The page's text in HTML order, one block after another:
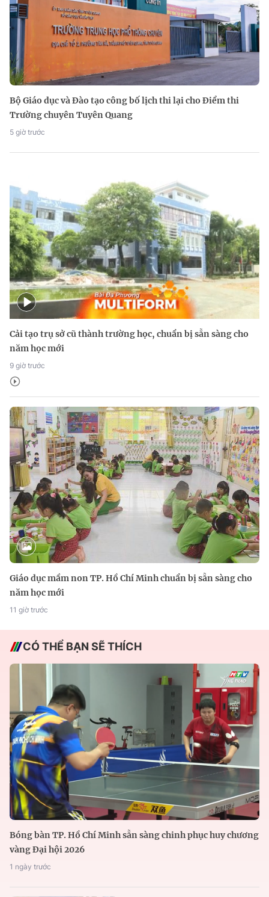
Bộ Giáo dục và Đào tạo công bố lịch thi lại cho Điểm thi
Trường chuyên Tuyên Quang
5 giờ trước
Cải tạo trụ sở cũ thành trường học, chuẩn bị sẵn sàng cho
năm học mới
9 giờ trước
Giáo dục mầm non TP. Hồ Chí Minh chuẩn bị sẵn sàng cho
năm học mới
11 giờ trước
CÓ THỂ BẠN SẼ THÍCH
Bóng bàn TP. Hồ Chí Minh sẵn sàng chinh phục huy chương
vàng Đại hội 2026
1 ngày trước